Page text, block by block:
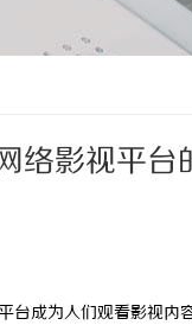
络影视平台
台成为人们观看影视